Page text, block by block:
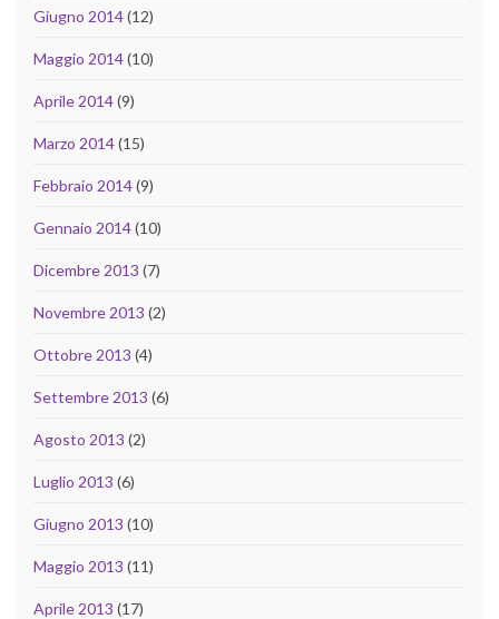
Giugno 2014(12)
Maggio 2014(10)
Aprile 2014(9)
Marzo 2014(15)
Febbraio 2014(9)
Gennaio 2014(10)
Dicembre 2013 (7)
Novembre 2013 (2)
Ottobre 2013 (4)
Settembre 2013 (6)
Agosto 2013 (2)
Luglio 2013 (6)
Giugno 2013 (10)
Maggio 2013 (11)
Aprile 2013 (17)